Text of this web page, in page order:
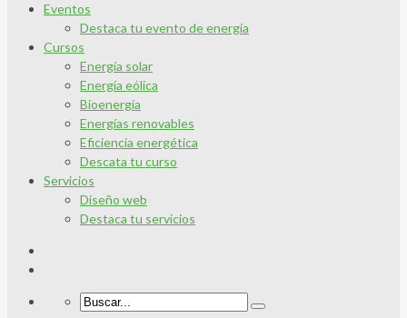
Eventos
Destaca tu evento de energía
Cursos
Energía solar
Energía eólica
Bioenergía
Energías renovables
Eficiencia energética
Descata tu curso
Servicios
Diseño web
Destaca tu servicios